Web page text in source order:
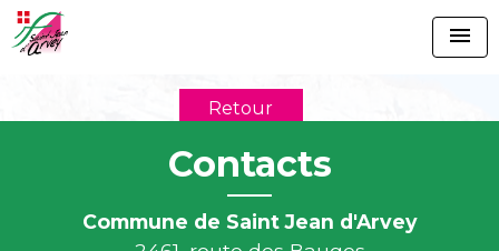
menu
Retour
Contacts
Commune de Saint Jean d'Arvey